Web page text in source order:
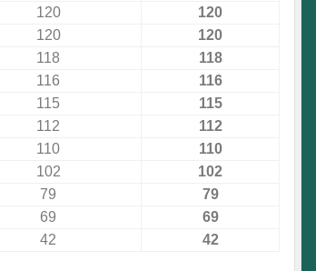
120
120
120
120
118
118
116
116
115
115
112
112
110
110
102
102
79
79
69
69
42 42